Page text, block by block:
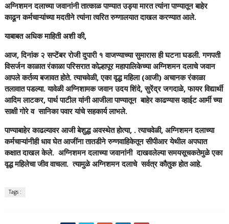
अग्निशमन दलाच्या जवानांनी तात्काळ पाण्यात उड्या मारत त्यांना पाण्यातून बाहेर
काढून कर्मचाऱ्यांच्या मदतीने त्यांना त्वरित रुग्णालयात दाखल करण्यात आले.
याबाबत अधिक माहिती अशी की,
आज, दिनांक २ सप्टेंबर रोजी दुपारी १ वाजण्याच्या सुमारास ही घटना घडली. गणपती
विसर्जन काळात रंकाळा परिसरात कोल्हापूर महापालिकेच्या अग्निशमन दलाचे जवान
आपले कर्तव्य बजावत होते. त्याचवेळी, एका वृद्ध महिला (आजी) अचानक रंकाळा
तलावात पडल्या. यावेळी अग्निशामक जवान उदय शिंदे, सुरेंद्र जगदाळे, फायर विद्यार्थी
आदिम लाटकर, पार्थ पाटील यांनी आजीला पाण्यातून बाहेर काढण्यास व्हाईट आर्मी च्या
साक्षी गोरे व सानिका पवार यांचे सहकार्य लाभले.
पाण्याबाहेर काढल्यावर आजी बेशुद्ध अवस्थेत होत्या, . त्याचवेळी, अग्निशमन दलाच्या
कर्मचाऱ्यांनीही धाव घेत आजींना तातडीने रुग्णवाहिकेतून सीपीआर येथील अपघात
कक्षात दाखल केले. अग्निशमन दलाच्या जवानांनी दाखवलेल्या समयसूचकतेमुळे एका
वृद्ध महिलेचा जीव वाचला. त्यामुळे अग्निशमन दलाचे सर्वत्र कौतुक होत आहे.
Tags :